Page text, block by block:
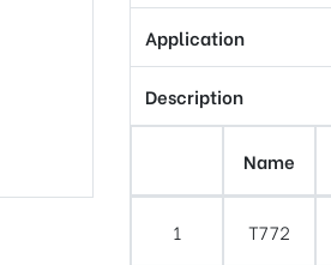
Application
Description
Name
1 T772